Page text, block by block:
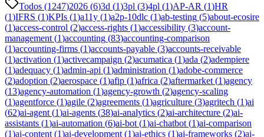
Todos (1247)2026 (6)3d (1)3pl (3)4pl (1)AP-AR (1)HR
(1)IFRS (1)KPIs (1)a11y (1)a2p-10dlc (1)ab-testing (5)about-ecosire
(1)access-control (2)access-rights (1)accessibility (3)account-
management (1)accounting (83)accounting-comparison
(1)accounting-firms (1)accounts-payable (3)accounts-receivable
(1)activation (1)activecampaign (2)acumatica (1)ada (2)adempiere
(1)adequacy (1)admin-api (1)administration (1)adobe-commerce
(2)adoption (2)aerospace (1)afip (1)africa (2)aftermarket (1)agency
(13)agency-automation (1)agency-growth (2)agency-scaling
(1)agentforce (1)agile (2)agreements (1)agriculture (3)agritech (1)ai
(62)ai-agent (1)ai-agents (38)ai-analytics (2)ai-architecture (2)ai-
assistants (1)ai-automation (6)ai-bot (1)ai-chatbot (1)ai-comparison
(1)ai-content (1)ai-development (1)ai-ethics (1)ai-frameworks (2)ai-